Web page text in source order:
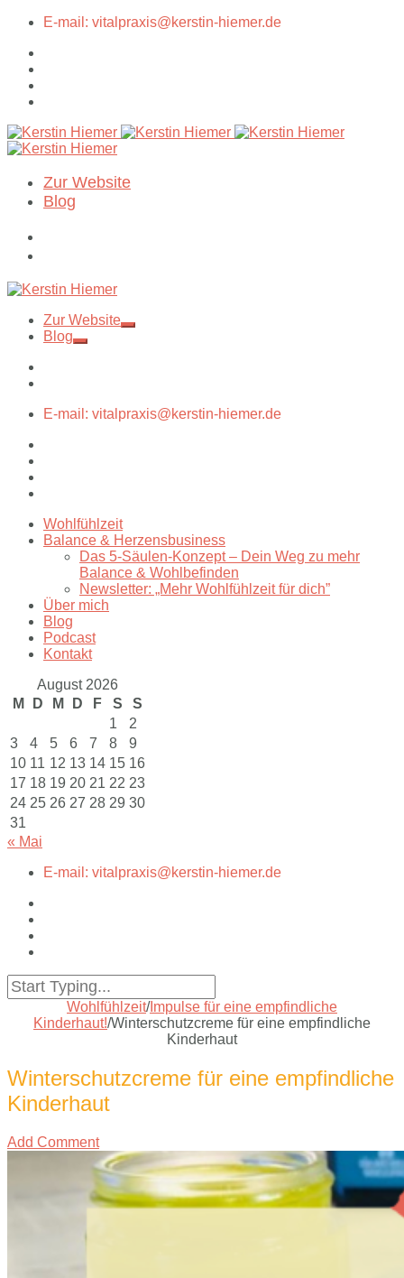
E-mail: vitalpraxis@kerstin-hiemer.de
Zur Website
Blog
Zur Website
Blog
E-mail: vitalpraxis@kerstin-hiemer.de
Wohlfühlzeit
Balance & Herzensbusiness
Das 5-Säulen-Konzept – Dein Weg zu mehr
Balance & Wohlbefinden
Newsletter: „Mehr Wohlfühlzeit für dich”
Über mich
Blog
Podcast
Kontakt
August 2026
M
D M D F S
S
1
2
3
4 5 6 7 8
9
10 11 12 13 14 15 16
17 18 19 20 21 22 23
24 25 26 27 28 29 30
31
« Mai
E-mail: vitalpraxis@kerstin-hiemer.de
Wohlfühlzeit/Impulse für eine empfindliche
Kinderhaut!/Winterschutzcreme für eine empfindliche
Kinderhaut
Winterschutzcreme für eine empfindliche
Kinderhaut
Add Comment